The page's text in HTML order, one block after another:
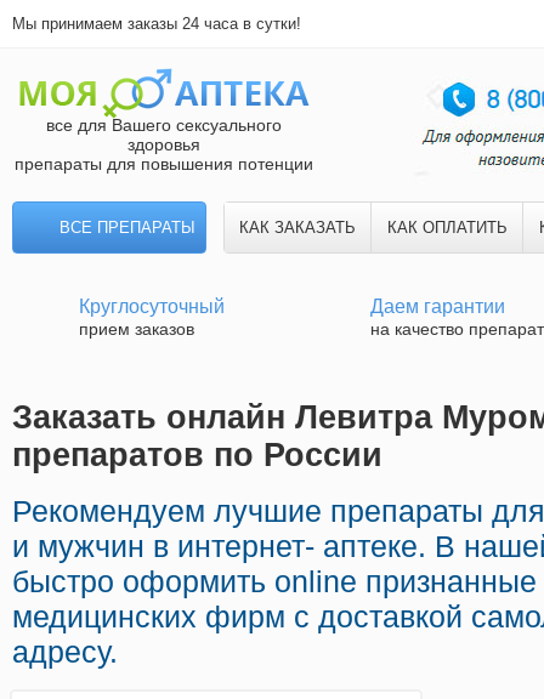
Мы принимаем заказы 24 часа в сутки!
все для Вашего сексуального
здоровья
препараты для повышения потенции
ВСЕ ПРЕПАРАТЫ КАК ЗАКАЗАТЬ КАК ОПЛАТИТЬ
Круглосуточный
прием заказов
Даем гарантии
на качество
Заказать онлайн Левитра
препаратов по России
Рекомендуем лучшие препараты
и мужчин в интернет- аптеке. В
быстро оформить online признанные
медицинских фирм с доставкой
адресу.